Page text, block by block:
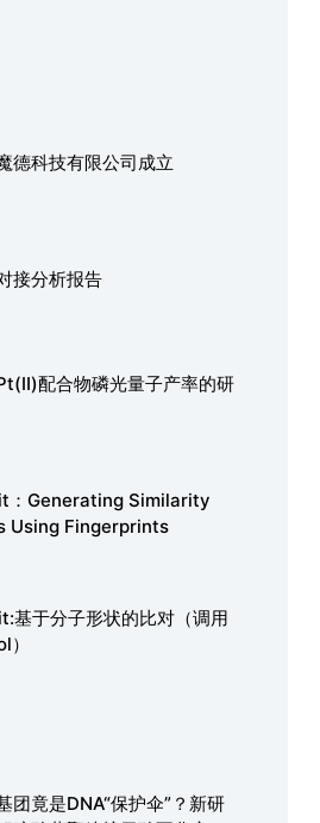
德科技有限公司成立
接分析报告
配合物磷光量子产率的研
：Generating Similarity
Using Fingerprints
基于分子形状的比对（调用
团竟是DNA“保护伞”？新研